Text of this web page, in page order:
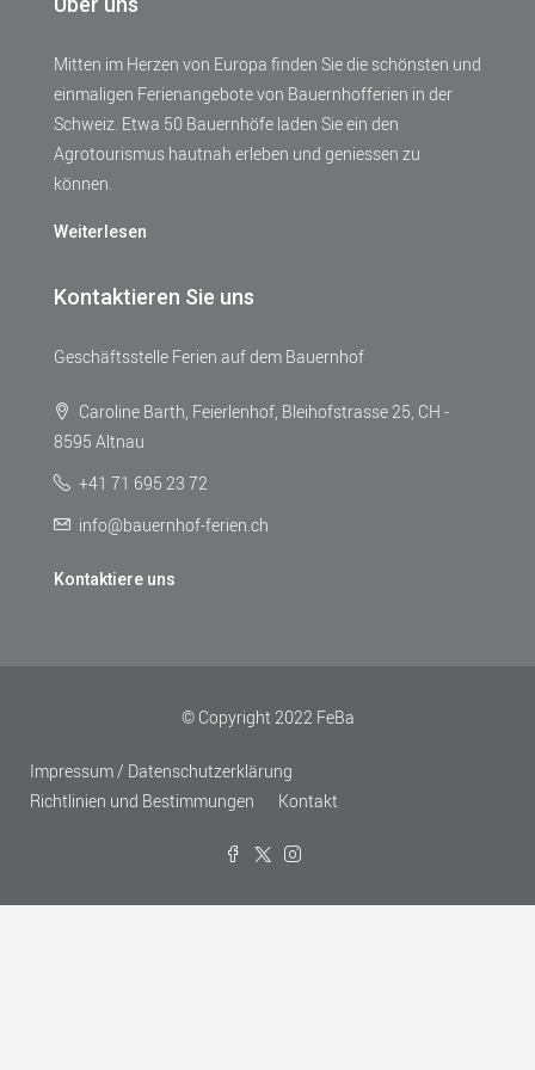
Mitten im Herzen von Europa finden Sie die schönsten und
einmaligen Ferienangebote von Bauernhofferien in der
Schweiz. Etwa 50 Bauernhöfe laden Sie ein den
Agrotourismus hautnah erleben und geniessen zu
können.
Weiterlesen
Kontaktieren Sie uns
Geschäftsstelle Ferien auf dem Bauernhof
Caroline Barth, Feierlenhof, Bleihofstrasse 25, CH -
8595 Altnau
+41 71 695 23 72
info@bauernhof-ferien.ch
Kontaktiere uns
© Copyright 2022 FeBa
Impressum / Datenschutzerklärung
Richtlinien und Bestimmungen
Kontakt